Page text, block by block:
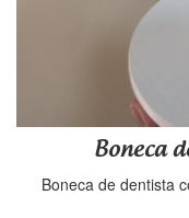
Boneca
Boneca de dentista